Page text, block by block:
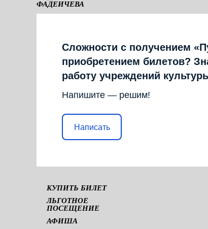
ФАДЕИЧЕВА
Сложности с получением
приобретением билетов?
работу учреждений
Напишите — решим!
Написать
КУПИТЬ БИЛЕТ
ЛЬГОТНОЕ
ПОСЕЩЕНИЕ
АФИША